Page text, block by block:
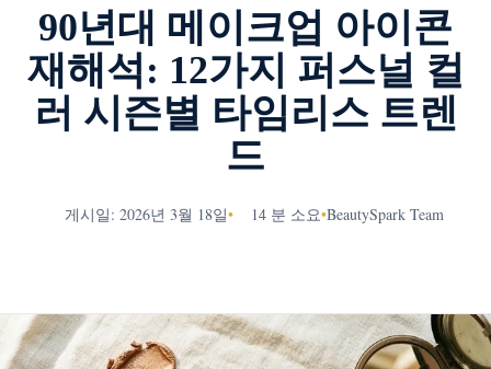
90년대 메이크업 아이콘
재해석: 12가지 퍼스널 컬
러 시즌별 타임리스 트렌
드
게시일: 2026년 3월 18일• 14 분 소요•BeautySpark Team